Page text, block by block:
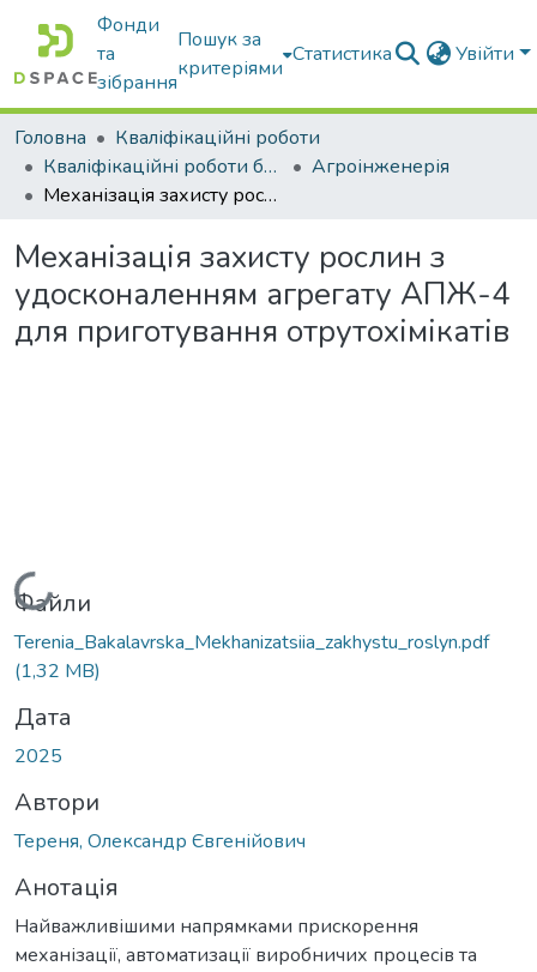
Фонди
та
зібрання
Пошук за
критеріями
Статистика Увійти
Головна
Кваліфікаційні роботи
Кваліфікаційні роботи бакалаврів
Агроінженерія
Механізація захисту рослин з удосконаленням агрегату АПЖ-4 для приготування отрутохімікатів
Механізація захисту рослин з
удосконаленням агрегату АПЖ-4
для приготування отрутохімікатів
Вантажиться...
Файли
Terenia_Bakalavrska_Mekhanizatsiia_zakhystu_roslyn.pdf
(1,32 MB)
Дата
2025
Автори
Тереня, Олександр Євгенійович
Анотація
Найважливішими напрямками прискорення
механізації, автоматизації виробничих процесів та